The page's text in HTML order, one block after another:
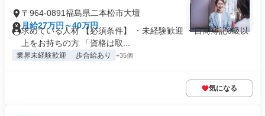
〒964-0891福島県二本松市大壇
月給27万円～40万円
求めている人材 【必須条件】 ・未経験歓迎 ・日商簿記3級以
上をお持ちの方 「資格は取...
業界未経験歓迎 歩合給あり +35個
気になる